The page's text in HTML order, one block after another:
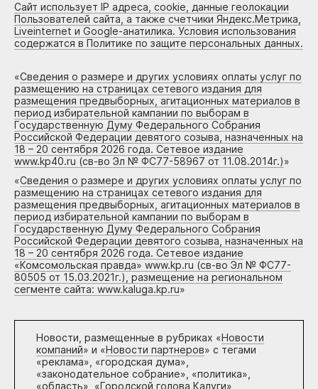
Сайт использует IP адреса, cookie, данные геолокации
Пользователей сайта, а также счетчики Яндекс.Метрика,
Liveinternet и Google-анатилика. Условия использования
содержатся в Политике по защите персональных данных.
«Сведения о размере и других условиях оплаты услуг по
размещению на страницах сетевого издания для
размещения предвыборных, агитационных материалов в
период избирательной кампании по выборам в
Государственную Думу Федерального Собрания
Российской Федерации девятого созыва, назначенных на
18 – 20 сентября 2026 года. Сетевое издание
www.kp40.ru (св-во Эл № ФС77-58967 от 11.08.2014г.)»
«Сведения о размере и других условиях оплаты услуг по
размещению на страницах сетевого издания для
размещения предвыборных, агитационных материалов в
период избирательной кампании по выборам в
Государственную Думу Федерального Собрания
Российской Федерации девятого созыва, назначенных на
18 – 20 сентября 2026 года. Сетевое издание
«Комсомольская правда» www.kp.ru (св-во Эл № ФС77-
80505 от 15.03.2021г.), размещение на региональном
сегменте сайта: www.kaluga.kp.ru»
Новости, размещенные в рубриках «Новости
компаний» и «Новости партнеров» с тегами
«реклама», «городская дума»,
«законодательное собрание», «политика»,
«область», «Городской голова Калуги»